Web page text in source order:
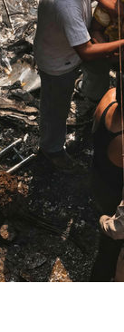
르무즈 통제권' 수용
…안정 전력 위해 불
협회·축구회관 등 압
생산 결과 발표 8월
급락
백승주·윤난실
대야' 30도 넘어
797.44 출발
린 6478.75 개장
사상 최대
가능성도